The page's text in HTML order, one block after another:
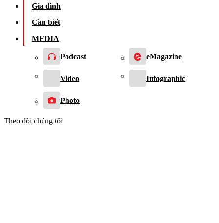
Gia đình
Cần biết
MEDIA
Podcast eMagazine
Video Infographic
Photo
Theo dõi chúng tôi